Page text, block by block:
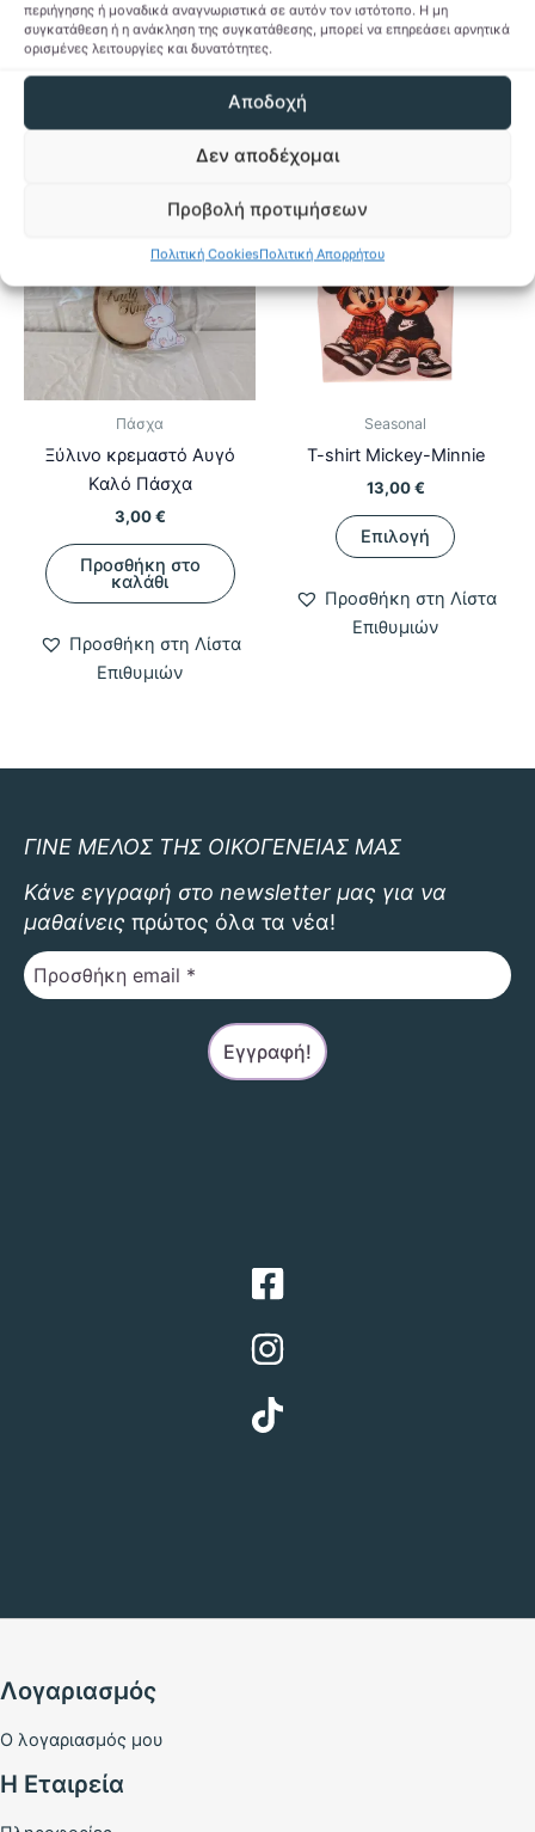
περιήγησης ή μοναδικά αναγνωριστικά σε αυτόν τον ιστότοπο. Η μη
συγκατάθεση ή η ανάκληση της συγκατάθεσης, μπορεί να επηρεάσει αρνητικά
ορισμένες λειτουργίες και δυνατότητες.
Αποδοχή
Δεν αποδέχομαι
Προβολή προτιμήσεων
Πολιτική CookiesΠολιτική Απορρήτου
Προσθήκη στη Λίστα
έχει
επιλογές
σελίδα
Προσθήκη στη Λίστα
Επιθυμιών
Πάσχα
Ξύλινο κρεμαστό Αυγό
Καλό Πάσχα
3,00€
Προσθήκη στο
καλάθι
Προσθήκη στη Λίστα
Επιθυμιών
Seasonal
T-shirt Mickey-Minnie
13,00€
Επιλογή
το
έχει
Προσθήκη στη Λίστα
Επιθυμιών
ΓΙΝΕ ΜΕΛΟΣ ΤΗΣ ΟΙΚΟΓΕΝΕΙΑΣ ΜΑΣ
Κάνε εγγραφή στο newsletter μας για να
μαθαίνεις πρώτος όλα τα νέα!
Λογαριασμός
Ο λογαριασμός μου
Η Εταιρεία